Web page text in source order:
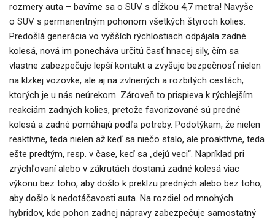
rozmery auta – bavíme sa o SUV s dĺžkou 4,7 metra! Navyše
o SUV s permanentným pohonom všetkých štyroch kolies.
Predošlá generácia vo vyšších rýchlostiach odpájala zadné
kolesá, nová im ponecháva určitú časť hnacej sily, čím sa
vlastne zabezpečuje lepší kontakt a zvyšuje bezpečnosť nielen
na klzkej vozovke, ale aj na zvlnených a rozbitých cestách,
ktorých je u nás neúrekom. Zároveň to prispieva k rýchlejším
reakciám zadných kolies, pretože favorizované sú predné
kolesá a zadné pomáhajú podľa potreby. Podotýkam, že nielen
reaktívne, teda nielen až keď sa niečo stalo, ale proaktívne, teda
ešte predtým, resp. v čase, keď sa „dejú veci“. Napríklad pri
zrýchľovaní alebo v zákrutách dostanú zadné kolesá viac
výkonu bez toho, aby došlo k preklzu predných alebo bez toho,
aby došlo k nedotáčavosti auta. Na rozdiel od mnohých
hybridov, kde pohon zadnej nápravy zabezpečuje samostatný